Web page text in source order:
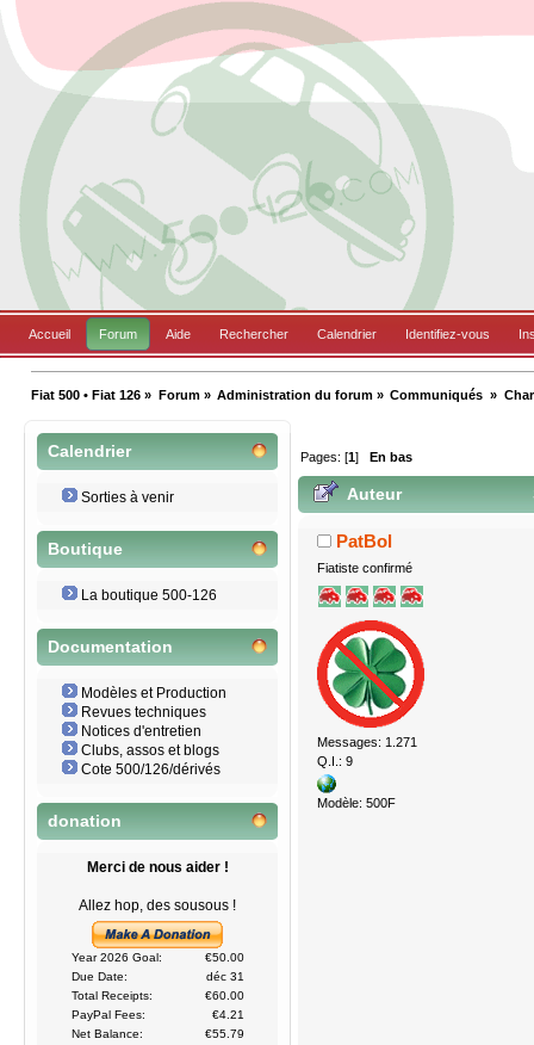
Accueil Forum Aide Rechercher Calendrier Identifiez-vous
Fiat 500 • Fiat 126 » Forum» Administration du forum» Communiqués »
Calendrier
Sorties à venir
Boutique
La boutique 500-126
Documentation
Modèles et Production
Revues techniques
Notices d'entretien
Clubs, assos et blogs
Cote 500/126/dérivés
donation
Merci de nous aider !
Allez hop, des sousous !
Year 2026 Goal:
€50.00
Due Date:
déc 31
Total Receipts:
€60.00
PayPal Fees:
€4.21
Net Balance:
€55.79
Pages: [1] En bas
Auteur
PatBol
Fiatiste confirmé
Messages: 1.271
Q.I.: 9
Modèle: 500F